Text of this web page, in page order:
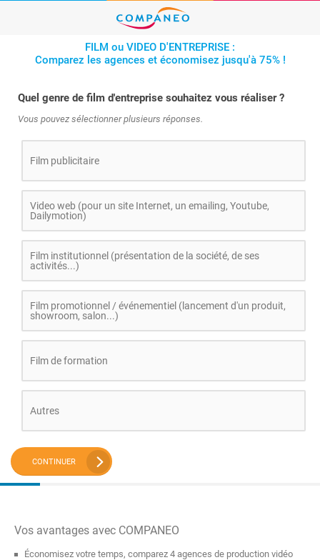
FILM ou VIDEO D'ENTREPRISE :
Comparez les agences et économisez jusqu'à 75% !
Quel genre de film d'entreprise souhaitez vous réaliser ?
Vous pouvez sélectionner plusieurs réponses.
Film publicitaire
Video web (pour un site Internet, un emailing, Youtube,
Dailymotion)
Film institutionnel (présentation de la société, de ses
activités...)
Film promotionnel / événementiel (lancement d'un produit,
showroom, salon...)
Film de formation
Autres
CONTINUER
Vos avantages avec COMPANEO
Économisez votre temps, comparez 4 agences de production vidéo